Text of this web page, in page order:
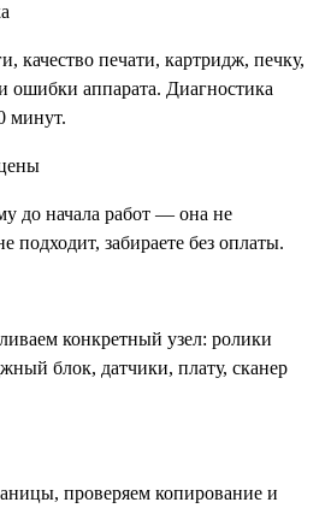
качество печати, картридж, печку,
аппарата. Диагностика
минут.
до начала работ — она не
подходит, забираете без оплаты.
конкретный узел: ролики
блок, датчики, плату, сканер
проверяем копирование и